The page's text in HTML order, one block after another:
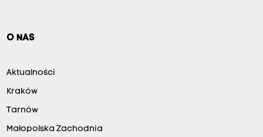
O NAS
Aktualności
Kraków
Tarnów
Małopolska Zachodnia